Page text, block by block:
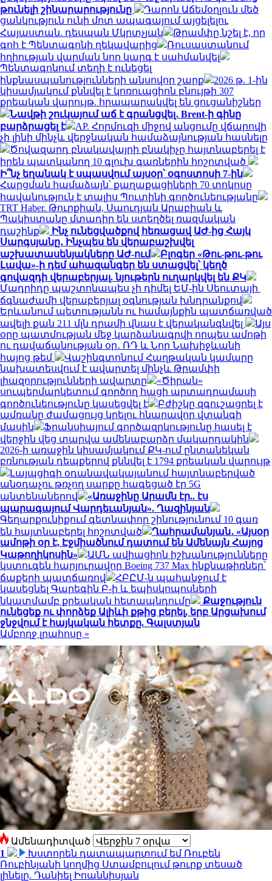
թունելի շինարարությունը
Դարոն Աճեմօղլուն մեծ
ցանկություն ունի մոտ ապագայում այցելելու
Հայաստան. դեսպան Մկրտչյան
Թրամփը նշել է, որ
գոհ է Պենտագոնի ղեկավարից
Ռուսաստանում
հղիության վարման նոր կարգ է սահմանվել
Պենտագոնում տեղի է ունեցել
ինքնասպանությունների անսովոր շարք
2026 թ. 1-ին
կիսամյակում քննվել է կոռուպցիոն բնույթի 307
քրեական վարույթ. հրապարակվել են ցուցանիշներ
Նավթի շուկայում աճ է գրանցվել․ Brent-ի գինը
բարձրացել է
AP. Հորմուզի միջով անցումը վճարովի
չի լինի մինչև վերջնական համաձայնության հասնելը
Ծովազարդ բնակավայրի բնակիչը հայտնաբերել է
իրեն պատկանող 10 գլուխ գառներին հոշոտված
Ի՞նչ եղանակ է սպասվում այսօր՝ օգոստոսի 7-ին
Հարցման համաձայն՝ քաղաքացիների 70 տոկոսը
հավանություն է տալիս Պուտինի գործունեությանը
TRT Haber. Թուրքիան, Սաուդյան Արաբիան և
Պակիստանը մտադիր են ստեղծել ռազմական
դաշինք
Ինչ ունեցվածքով հեռացավ ԱԺ-ից Հայկ
Սարգսյանը․ Ինչպես են վերաբաշխվել
աշխատասենյակները ԱԺ-ում
Բլոգեր «Թու-թու-թու
Լավա»-ի դեմ ահազանգեր են ստացվել՝ կեղծ
գովազդի վերաբերյալ. նյութերն ուղարկվել են ՔԿ
Մադրիդը պաշտոնապես չի դիմել ԵՄ-ին Սեուտայի ​​
ճգնաժամի վերաբերյալ օգնության խնդրանքով
Երևանում պետությանն ու համայնքին պատճառված
ավելի քան 211 մլն դրամի վնաս է վերականգնվել
Այս
օրը պատմության մեջ կարձանագրվի որպես ամոթի
ու դավաճանության օր․ ՌԴ և Նոր Նախիջևանի
հայոց թեմ
Վաշինգտոնում Հաղթական կամարը
նախատեսվում է ավարտել մինչև Թրամփի
լիազորությունների ավարտը
«Ծիրան»
սուպերմարկետում գործող հացի արտադրամասի
գործունեությունը կասեցվել է
Բժիշկը զգուշացրել է
ամռանը ժամացույց կրելու հնարավոր վտանգի
մասին
Ֆրանսիայում գործազրկությունը հասել է
վերջին վեց տարվա ամենաբարձր մակարդակին
2026-ի առաջին կիսամյակում ՔԿ-ում ընտանեկան
բռնության դեպքերով քննվել է 1794 քրեական վարույթ
Լայպցիգի օդանավակայանում հայտնաբերված
անօդաչու թռչող սարքը հագեցած էր 5G
անտենաներով
«Առաջինը Արամն էր.. էս
պարագայում Վարդեւանյան». Ղազինյան
Գեղարքունիքում գետնափոր շինությունում 10 գառ
են հայտնաբերել հոշոտված
Ղահրամանյան․ «Այսօր
ամոթի օր է, Էջմիածնում դատում են Ամենայն Հայոց
Կաթողիկոսին»
ԱՄՆ ավիացիոն իշխանությունները
կստուգեն հարյուրավոր Boeing 737 Max ինքնաթիռներ՝
ճաքերի պատճառով
ՀԲԸՄ-ն պահանջում է
կասեցնել Գարեգին Բ-ի և եպիսկոպոսների
նկատմամբ քրեական հետապնդումը
Քաջություն
ունեցեք ու փորձեք Ալիևի քթից բերել, երբ Արցախում
ջնջվում է հայկական հետքը. Գալստյան
Ամբողջ լրահոսը »
Ամենադիտված
1
Խստորեն դատապարտում եմ Ռուբեն
Ռուբինյանի կողմից Ստամբուլում թուրք տեսած
լինելը. Դանիել Իոաննիսյան